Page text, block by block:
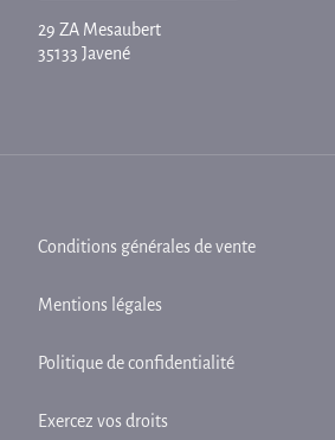
29 ZA Mesaubert
35133 Javené
Conditions générales de vente
Mentions légales
Politique de confidentialité
Exercez vos droits